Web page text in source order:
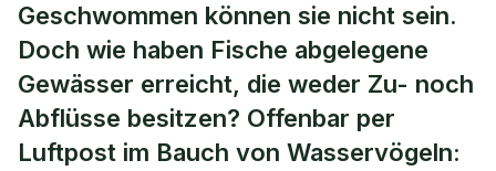
Wie Fische entlegene Gewässer
besiedeln
Geschwommen können sie nicht sein.
Doch wie haben Fische abgelegene
Gewässer erreicht, die weder Zu- noch
Abflüsse besitzen? Offenbar per
Luftpost im Bauch von Wasservögeln: